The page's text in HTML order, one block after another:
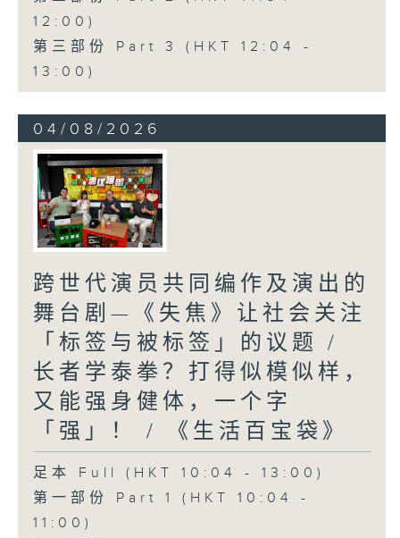
12:00)
第三部份 Part 3 (HKT 12:04 -
13:00)
04/08/2026
跨世代演员共同编作及演出的
舞台剧—《失焦》让社会关注
「标签与被标签」的议题 /
长者学泰拳？打得似模似样，
又能强身健体，一个字
「强」！ / 《生活百宝袋》
足本 Full (HKT 10:04 - 13:00)
第一部份 Part 1 (HKT 10:04 -
11:00)